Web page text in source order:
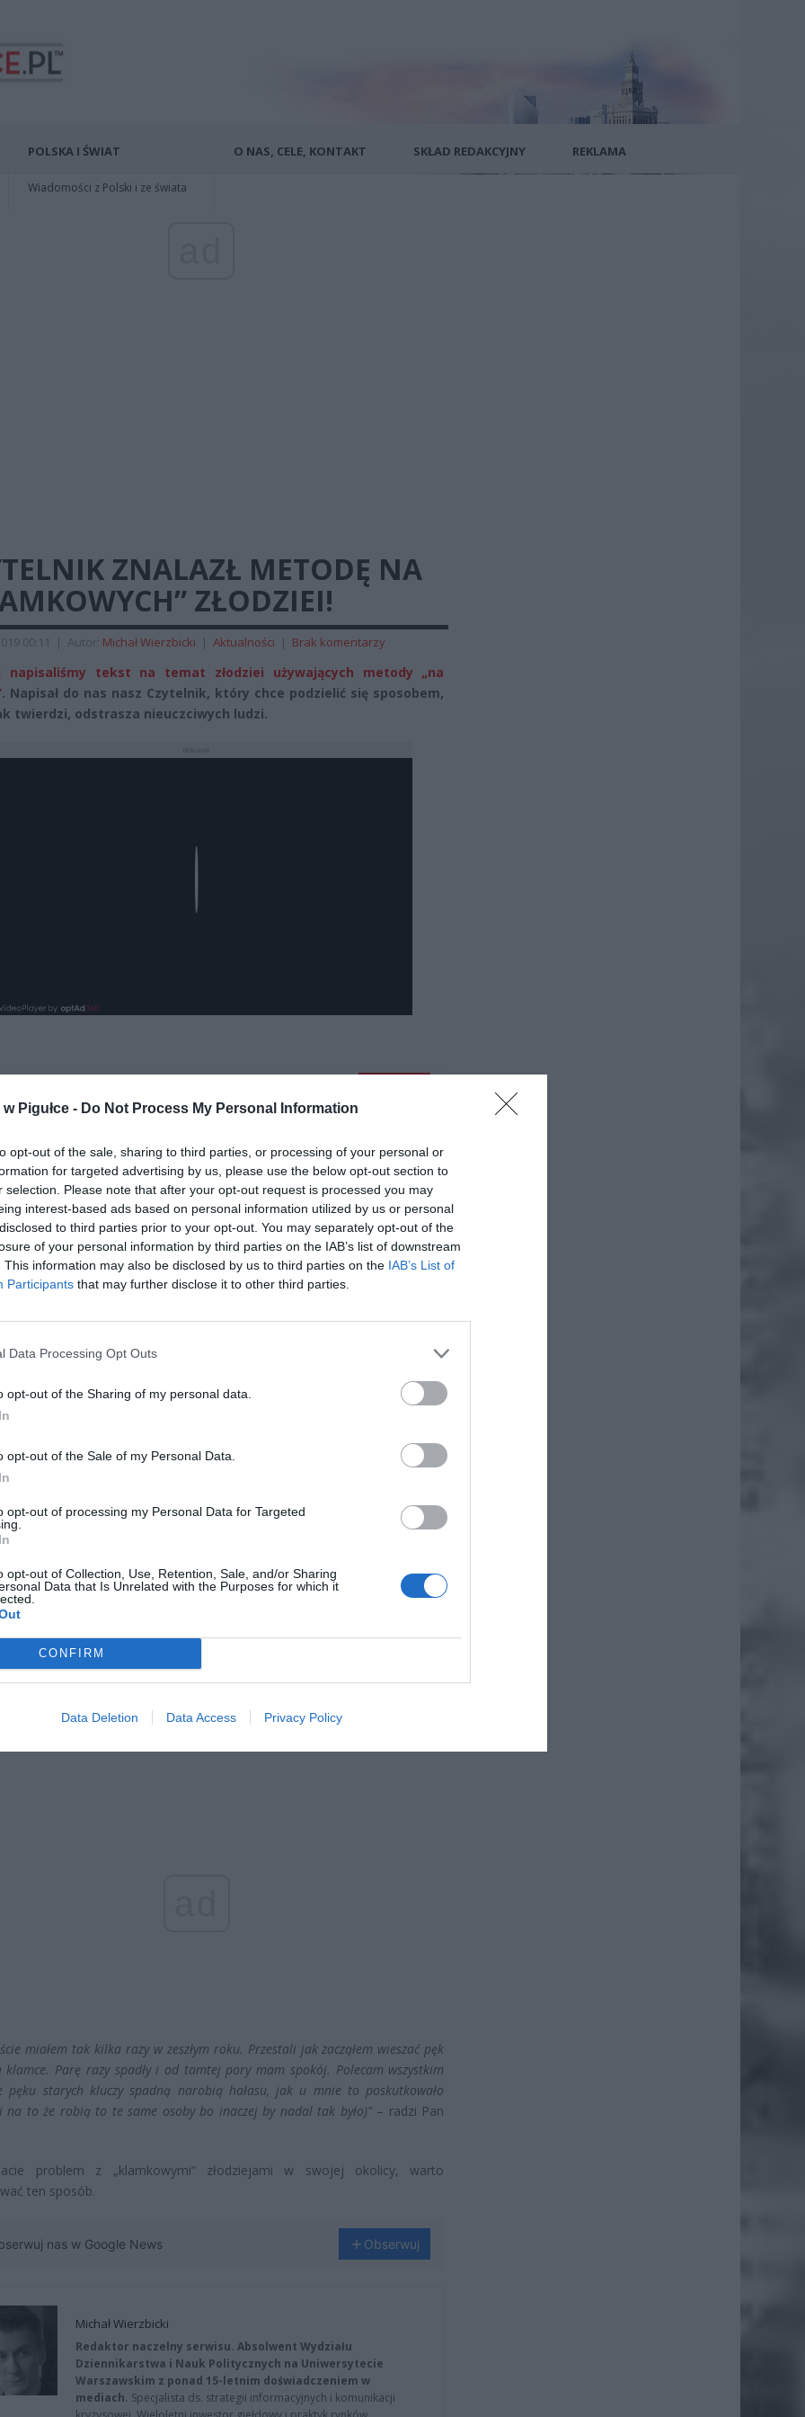
Pigułce - Do Not Process My Personal Information
opt-out of the sale, sharing to third parties, or processing of your personal or
for targeted advertising by us, please use the below opt-out section to
selection. Please note that after your opt-out request is processed you may
interest-based ads based on personal information utilized by us or personal
to third parties prior to your opt-out. You may separately opt-out of the
of your personal information by third parties on the IAB’s list of downstream
This information may also be disclosed by us to third parties on the IAB’s List of
Participants that may further disclose it to other third parties.
Data Processing Opt Outs
opt-out of the Sharing of my personal data.
opt-out of the Sale of my Personal Data.
opt-out of processing my Personal Data for Targeted
opt-out of Collection, Use, Retention, Sale, and/or Sharing
Data that Is Unrelated with the Purposes for which it
CONFIRM
Data Deletion Data Access Privacy Policy
POLSKA I ŚWIAT
Wiadomości z Polski i ze świata
O NAS, CELE, KONTAKT SKŁAD REDAKCYJNY REKLAMA
ZNALAZŁ METODĘ NA
ZŁODZIEI!
00:11 | Autor: Michał Wierzbicki | Aktualności | Brak komentarzy
napisaliśmy tekst na temat złodziei używających metody „na
. Napisał do nas nasz Czytelnik, który chce podzielić się sposobem,
twierdzi, odstrasza nieuczciwych ludzi.
czasu sąsiedzi mówią że zaczęło się znowu łapanie za klamki”
– pisze do
RÓWNIEŻ:
3600 zł miesięcznie zamiast 800+. Nowa propozycja dla
2026 19:29
podniesie próg 500 plus dla seniorów. Policzyliśmy, ile może
wypłata przy emeryturze od 2200 do 2700 zł
miałem tak kilka razy w zeszłym roku. Przestali jak zacząłem wieszać pęk
klamce. Parę razy spadły i od tamtej pory mam spokój. Polecam wszystkim
pęku starych kluczy spadną narobią hałasu, jak u mnie to poskutkowało
na to że robią to te same osoby bo inaczej by nadal tak było)”– radzi Pan
problem z „klamkowymi” złodziejami w swojej okolicy, warto
ten sposób.
nas w Google News Obserwuj
Michał Wierzbicki
Redaktor naczelny serwisu. Absolwent Wydziału
Dziennikarstwa i Nauk Politycznych na Uniwersytecie
Warszawskim z ponad 15-letnim doświadczeniem w
mediach. Specjalista ds. strategii informacyjnych i komunikacji